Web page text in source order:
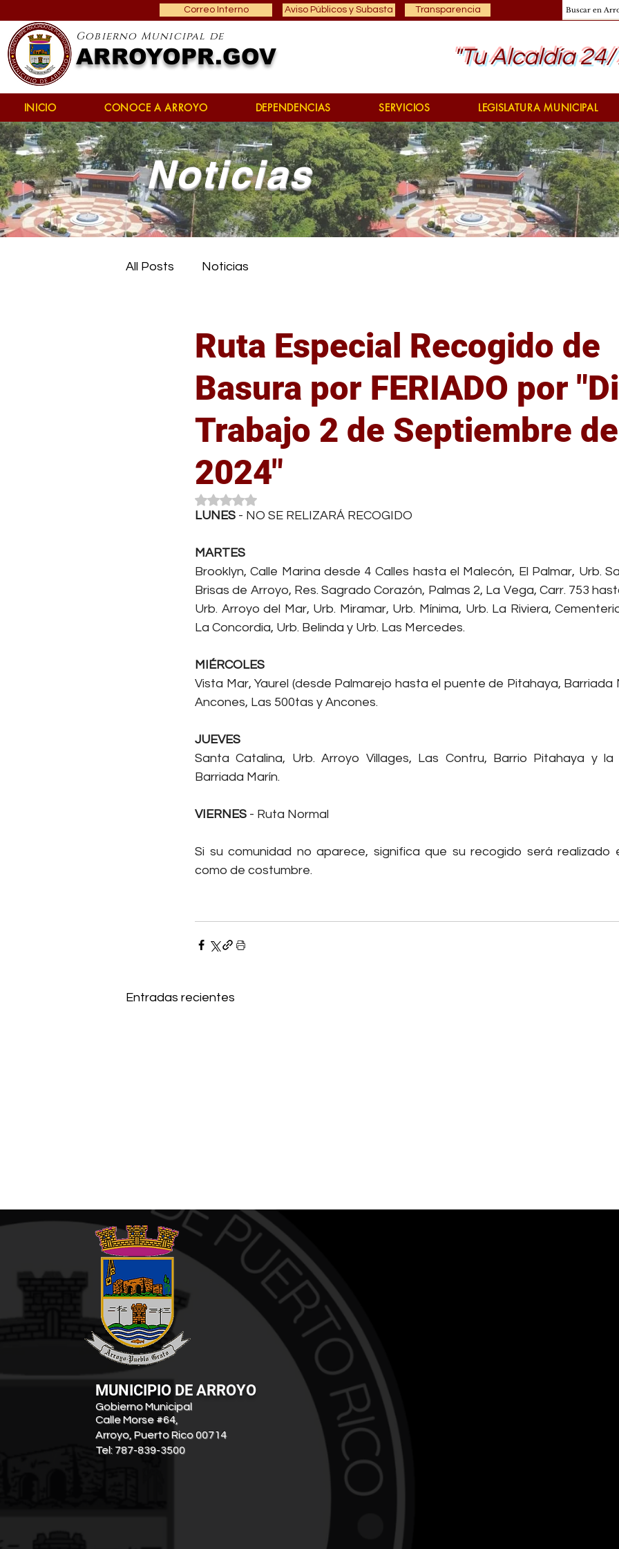
Correo Interno Aviso Públicos y Subasta Transparencia
Gobierno Municipal de
ARROYOPR.GOV "Tu Alcaldía
INICIO CONOCE A ARROYO DEPENDENCIAS SERVICIOS LEGISLATURA MUNICIPAL
Noticias
All Posts Noticias
Ruta Especial Recogido de
Basura por FERIADO por
Trabajo 2 de Septiembre de
2024"
Obtuvo NaN de 5 estrellas.
LUNES - NO SE RELIZARÁ RECOGIDO
MARTES
Brooklyn, Calle Marina desde 4 Calles hasta el Malecón, El Palmar, Urb.
Brisas de Arroyo, Res. Sagrado Corazón, Palmas 2, La Vega, Carr. 753
Urb. Arroyo del Mar, Urb. Miramar, Urb. Mínima, Urb. La Riviera,
La Concordia, Urb. Belinda y Urb. Las Mercedes.
MIÉRCOLES
Vista Mar, Yaurel (desde Palmarejo hasta el puente de Pitahaya, Barriada
Ancones, Las 500tas y Ancones.
JUEVES
Santa Catalina, Urb. Arroyo Villages, Las Contru, Barrio Pitahaya y la
Barriada Marín.
VIERNES - Ruta Normal
Si su comunidad no aparece, significa que su recogido será realizado
como de costumbre.
Entradas recientes
Alcalde de Arroyo participa
en delegación para acelerar
proyectos de reconstrucción
vacunación masiva a bajo
costo para mascotas en
Arroyo
MUNICIPIO DE ARROYO
Gobierno Municipal
Calle Morse #64,
Arroyo, Puerto Rico 00714
Tel: 787-839-3500